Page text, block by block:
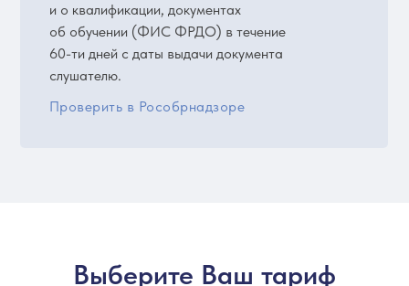
и о квалификации, документах
об обучении (ФИС ФРДО) в течение
60-ти дней с даты выдачи документа
слушателю.
Проверить в Рособрнадзоре
Выберите Ваш тариф